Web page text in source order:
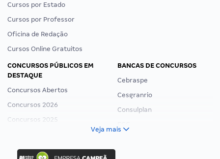
Cursos por Estado
Cursos por Professor
Oficina de Redação
Cursos Online Gratuitos
CONCURSOS PÚBLICOS EM
DESTAQUE
Concursos Abertos
Concursos 2026
Concursos 2025
Concurso Ibama
BANCAS DE CONCURSOS
Cebraspe
Cesgranrio
Consulplan
Veja mais